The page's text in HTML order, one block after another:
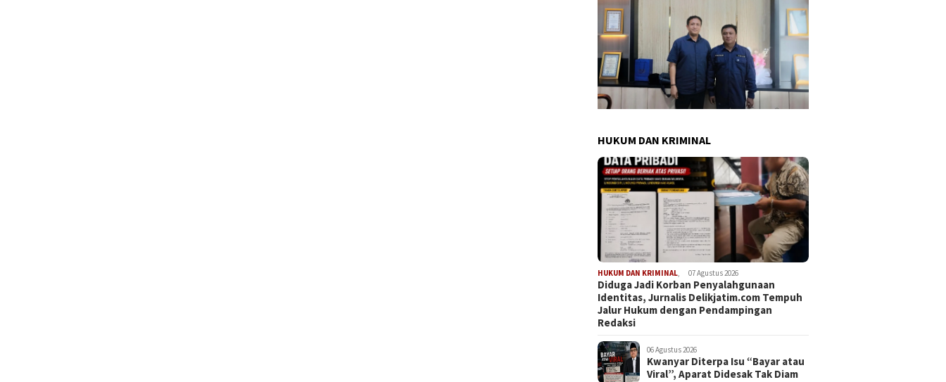
HUKUM DAN KRIMINAL
HUKUM DAN KRIMINAL, 07 Agustus 2026
Diduga Jadi Korban Penyalahgunaan
Identitas, Jurnalis Delikjatim.com Tempuh
Jalur Hukum dengan Pendampingan
Redaksi
06 Agustus 2026
Kwanyar Diterpa Isu “Bayar atau
Viral”, Aparat Didesak Tak Diam